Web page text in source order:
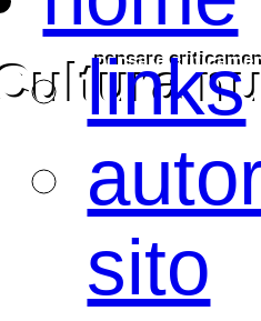
pensare
links
sito